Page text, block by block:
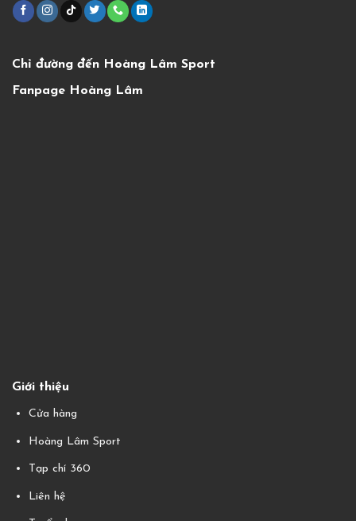
Giới thiệu
Cửa hàng
Hoàng Lâm Sport
Tạp chí 360
Liên hệ
Chỉ đường đến Hoàng Lâm Sport
Fanpage Hoàng Lâm